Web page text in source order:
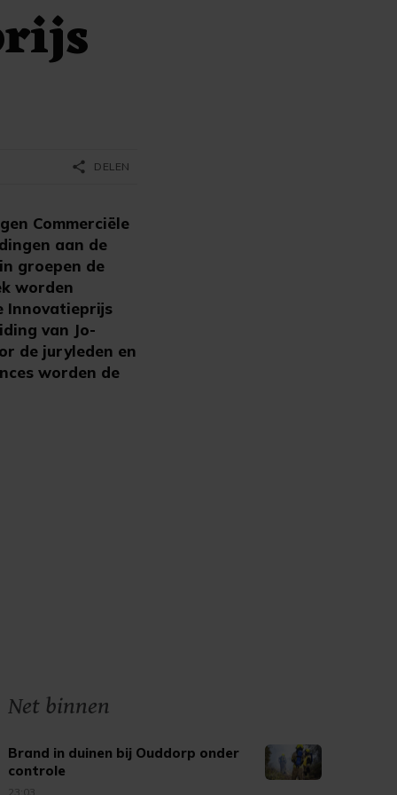
Commerciële
aan de
groepen de
worden
Innovatieprijs
van Jo-
de juryleden en
worden de
share DELEN
Net binnen
Brand in duinen bij Ouddorp onder
controle
23:03